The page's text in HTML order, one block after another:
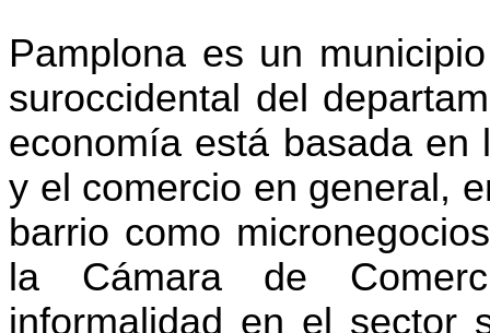
Pamplona es un
suroccidental del
economía está basada en
y el comercio en general,
barrio como
la Cámara de
informalidad en el sector